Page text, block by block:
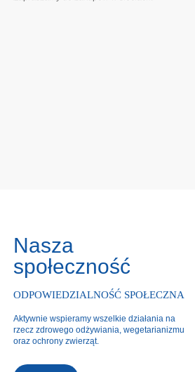
Nasza
społeczność
ODPOWIEDZIALNOŚĆ SPOŁECZNA
Aktywnie wspieramy wszelkie działania na
rzecz zdrowego odżywiania, wegetarianizmu
oraz ochrony zwierząt.